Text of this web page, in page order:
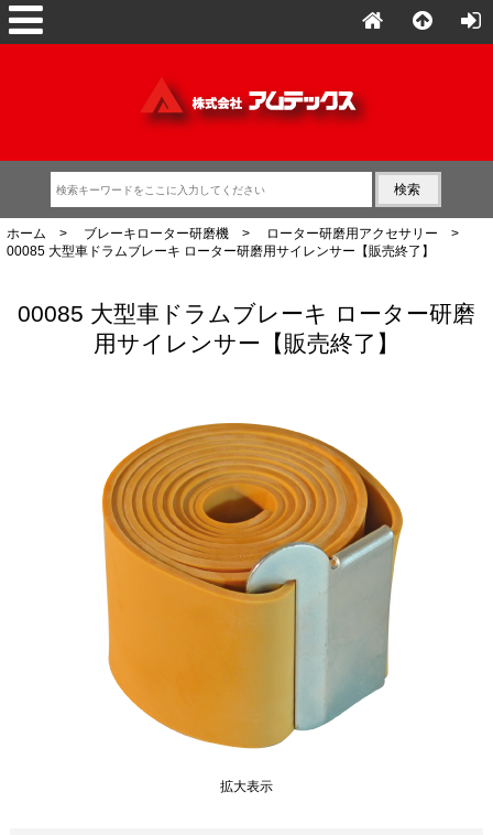
ホーム > ブレーキローター研磨機> ローター研磨用アクセサリー >
00085 大型車ドラムブレーキ ローター研磨用サイレンサー【販売終了】
00085 大型車ドラムブレーキ ローター研磨
用サイレンサー【販売終了】
拡大表示